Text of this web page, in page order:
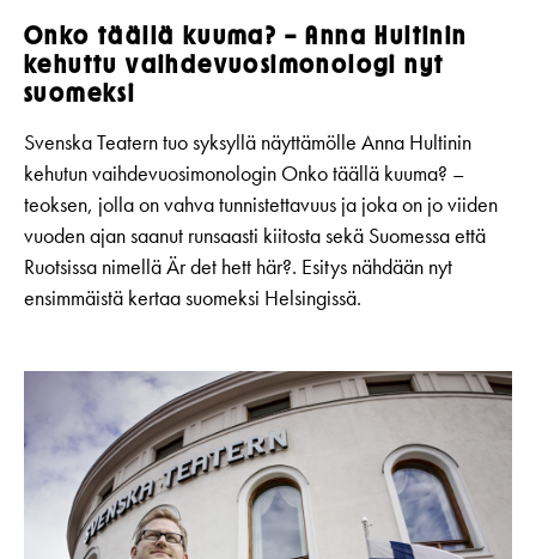
Onko täällä kuuma? – Anna Hultinin
kehuttu vaihdevuosimonologi nyt
suomeksi
Svenska Teatern tuo syksyllä näyttämölle Anna Hultinin
kehutun vaihdevuosimonologin Onko täällä kuuma? –
teoksen, jolla on vahva tunnistettavuus ja joka on jo viiden
vuoden ajan saanut runsaasti kiitosta sekä Suomessa että
Ruotsissa nimellä Är det hett här?. Esitys nähdään nyt
ensimmäistä kertaa suomeksi Helsingissä.